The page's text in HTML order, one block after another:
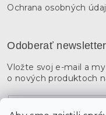
Ochrana osobných
Odoberať newsletter
Vložte svoj e-mail a
o nových produktoch